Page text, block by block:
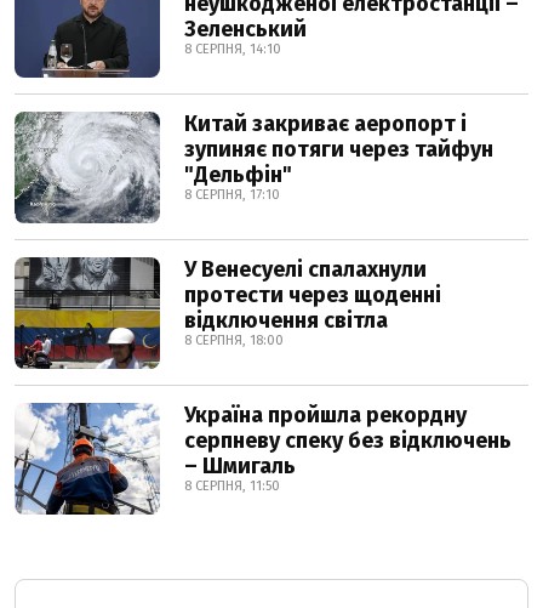
Зеленський
8 СЕРПНЯ, 14:10
Китай закриває аеропорт і
зупиняє потяги через тайфун
"Дельфін"
8 СЕРПНЯ, 17:10
У Венесуелі спалахнули
протести через щоденні
відключення світла
8 СЕРПНЯ, 18:00
Україна пройшла рекордну
серпневу спеку без відключень
– Шмигаль
8 СЕРПНЯ, 11:50